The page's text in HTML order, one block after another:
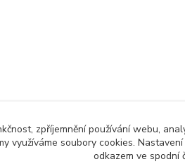
zpříjemnění používání webu,
využíváme soubory cookies.
odkazem ve spodní